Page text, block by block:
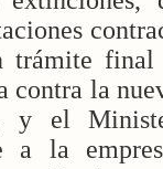
trámite
contra la
y el
a la